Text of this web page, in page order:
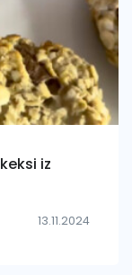
iz
13.11.2024